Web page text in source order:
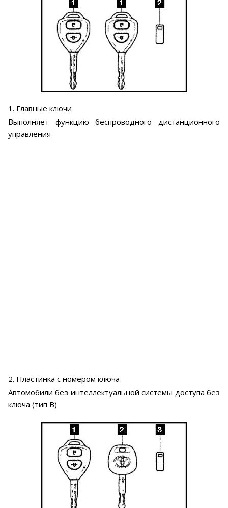
1. Главные ключи
Выполняет функцию беспроводного дистанционного
управления
2. Пластинка с номером ключа
Автомобили без интеллектуальной системы доступа без
ключа (тип В)